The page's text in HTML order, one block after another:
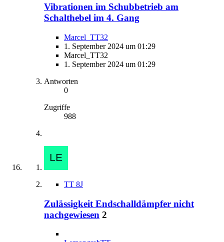
Vibrationen im Schubbetrieb am
Schalthebel im 4. Gang
Marcel_TT32
1. September 2024 um 01:29
Marcel_TT32
1. September 2024 um 01:29
Antworten
0
Zugriffe
988
TT 8J
Zulässigkeit Endschalldämpfer nicht
nachgewiesen 2